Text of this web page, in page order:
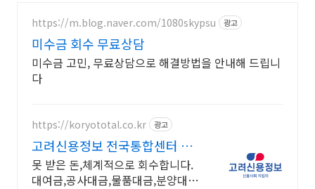
https://m.blog.naver.com/1080skypsu 광고
미수금 회수 무료상담
미수금 고민, 무료상담으로 해결방법을 안내해 드립니
다
https://koryototal.co.kr 광고
고려신용정보 전국통합센터 전
지역 미수금 전문상담
못 받은 돈,체계적으로 회수합니다.
대여금,공사대금,물품대금,분양대